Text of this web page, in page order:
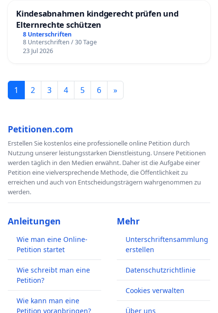
Kindesabnahmen kindgerecht prüfen und
Elternrechte schützen
8 Unterschriften
8 Unterschriften / 30 Tage
23 Jul 2026
1 2 3 4 5 6 »
Petitionen.com
Erstellen Sie kostenlos eine professionelle online Petition durch
Nutzung unserer leistungsstarken Dienstleistung. Unsere Petitionen
werden täglich in den Medien erwähnt. Daher ist die Aufgabe einer
Petition eine vielversprechende Methode, die Öffentlichkeit zu
erreichen und auch von Entscheidungsträgern wahrgenommen zu
werden.
Anleitungen
Wie man eine Online-
Petition startet
Wie schreibt man eine
Petition?
Wie kann man eine
Petition voranbringen?
Mehr
Unterschriftensammlung
erstellen
Datenschutzrichtlinie
Cookies verwalten
Über uns